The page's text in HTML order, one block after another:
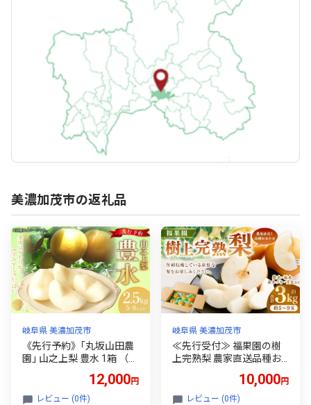
美濃加茂市の返礼品
岐阜県 美濃加茂市
《先行予約》｢丸坂山田農
園｣ 山之上梨 豊水 1箱 （
約2.5kg ／ 5～8玉 ） 【20
26年8月下旬～9月下旬 発
送予定】 │ 梨 ナシ なし
12,000円
レビュー (0件)
岐阜県 美濃加茂市
≪先行受付≫ 福果園の樹
上完熟梨 農家直送品種お
まかせ（3kg程度）5～9玉
| 福果園 梨 果物 果実 完熟
フルーツ 冷蔵 農家直送 新
10,000円
レビュー (0件)